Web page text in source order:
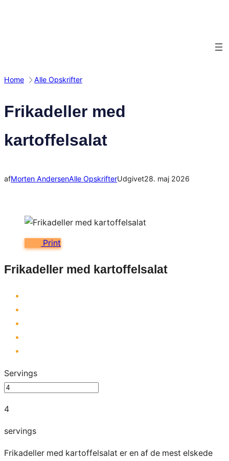
Home Alle Opskrifter
Frikadeller med
kartoffelsalat
afMorten AndersenAlle OpskrifterUdgivet28. maj 2026
Print
Frikadeller med kartoffelsalat
Servings
4
servings
Frikadeller med kartoffelsalat er en af de mest elskede